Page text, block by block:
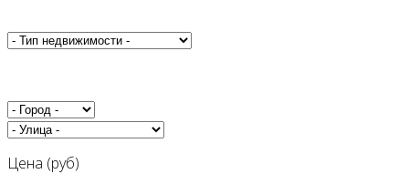
Цена (руб)